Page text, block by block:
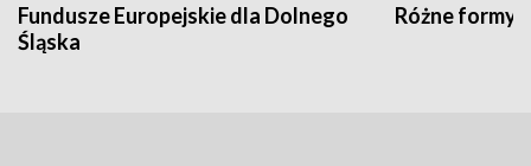
Fundusze Europejskie dla Dolnego
Śląska
Różne formy